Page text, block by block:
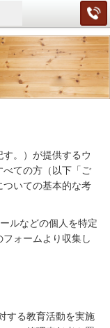
。）が提供するウ
べての方（以下「ご
いての基本的な考
ルなどの個人を特定
ォームより収集し
する教育活動を実施